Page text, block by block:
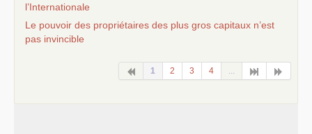
l’Internationale
Le pouvoir des propriétaires des plus gros capitaux n’est
pas invincible
1 2 3 4